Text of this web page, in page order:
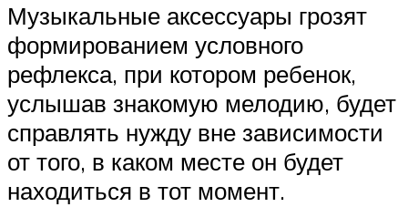
Музыкальные аксессуары грозят
формированием условного
рефлекса, при котором ребенок,
услышав знакомую мелодию, будет
справлять нужду вне зависимости
от того, в каком месте он будет
находиться в тот момент.